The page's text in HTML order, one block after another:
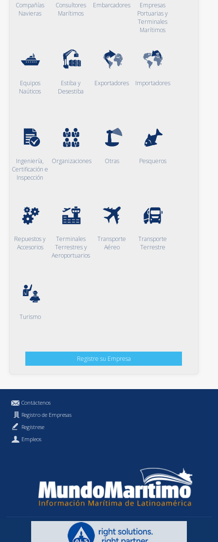
Compañías
Navieras
Consultores
Marítimos
Embarcadores
Empresas
Portuarias y
Terminales
Marítimos
Equipos
Naúticos
Estiba y
Desestiba
Exportadores Importadores
Ingeniería,
Certificación e
Inspección
Organizaciones Otras Pesqueros
Repuestos y
Accesorios
Terminales
Terrestres y
Aeroportuarios
Transporte
Aéreo
Transporte
Terrestre
Turismo
Registre su Empresa
Contáctenos
Registro de Empresas
Regístrese
Empleos
Política de Privacidad
MundoMaritimo.cl es una marca registrada de MundoMaritimo Ltda.